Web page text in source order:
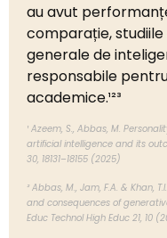
au avut
comparație,
generale de
responsabile
academice.¹²³
¹ Azeem, S., Abbas, M.
artificial intelligence and its
30, 18131–18155 (2025)
² Abbas, M., Jam, F.A. & Khan,
and consequences of
Educ Technol High Educ 21, 10